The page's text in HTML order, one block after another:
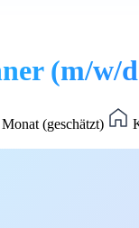
(m/w/
(geschätzt)